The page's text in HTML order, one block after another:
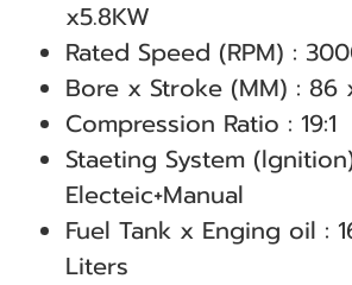
x5.8KW
Rated Speed (RPM) :
Bore x Stroke (MM) : 86
Compression Ratio : 19:1
Staeting System
Electeic+Manual
Fuel Tank x Enging oil :
Liters